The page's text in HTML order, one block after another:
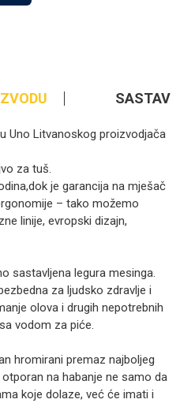
SASTAV
Uno Litvanoskog proizvodjača
za tuš.
je garancija na mješač
– tako možemo
linije, evropski dizajn,
sastavljena legura mesinga.
za ljudsko zdravlje i
olova i drugih nepotrebnih
vodom za piće.
hromirani premaz najboljeg
na habanje ne samo da
koje dolaze, već će imati i